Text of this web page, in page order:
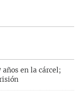
en la cárcel;